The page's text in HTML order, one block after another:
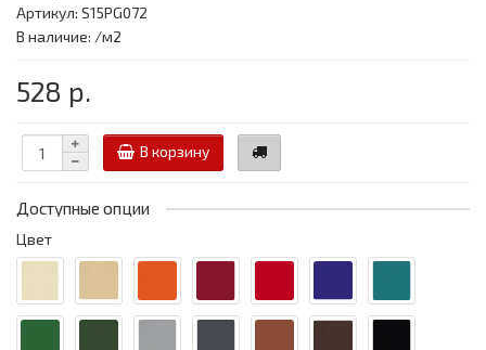
Артикул: S15PG072
В наличие: /м2
528 р.
В корзину
Доступные опции
Цвет